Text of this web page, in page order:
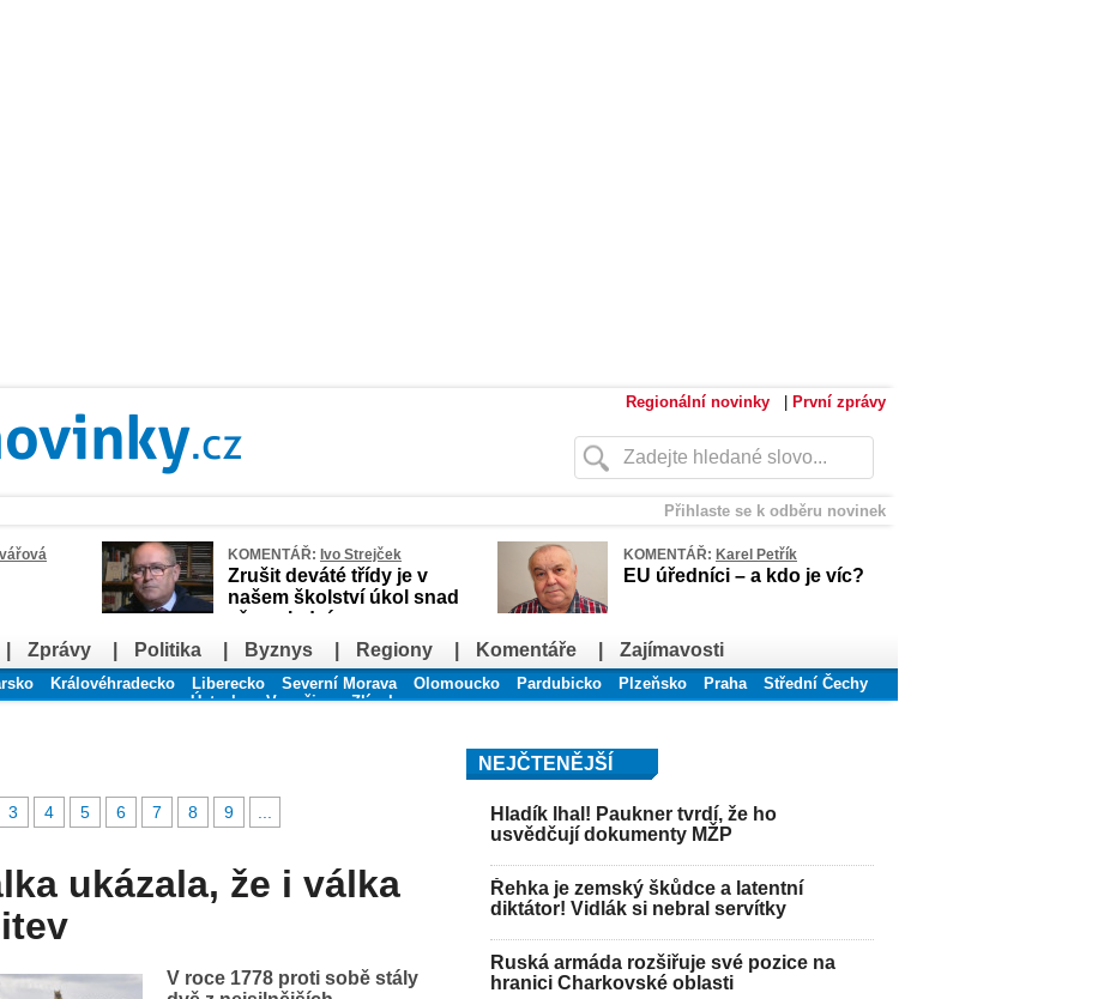
Regionální novinky První zprávy
Přihlaste se k odběru novinek
KOMENTÁŘ: Ivo Strejček
Zrušit deváté třídy je v
našem školství úkol snad
až poslední
KOMENTÁŘ: Karel Petřík
EU úředníci – a kdo je víc?
Zprávy Politika Byznys Regiony Komentáře Zajímavosti
Královéhradecko Liberecko Severní Morava Olomoucko Pardubicko Plzeňsko Praha
Střední Čechy
Ústecko
Vysočina Zlínsko
3 4 5 6 7 8 9
ukázala, že i válka
V roce 1778 proti sobě stály
NEJČTENĚJŠÍ
Hladík lhal! Paukner tvrdí, že ho
usvědčují dokumenty MŽP
Řehka je zemský škůdce a latentní
diktátor! Vidlák si nebral servítky
Ruská armáda rozšiřuje své pozice na
hranici Charkovské oblasti